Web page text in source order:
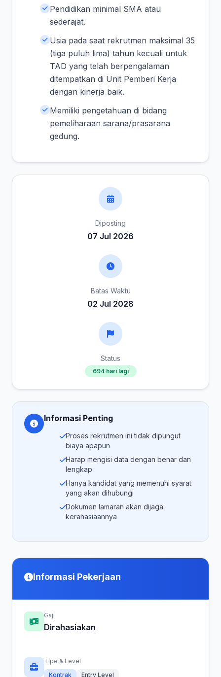
Pendidikan minimal SMA atau
sederajat.
Usia pada saat rekrutmen maksimal 35
(tiga puluh lima) tahun kecuali untuk
TAD yang telah berpengalaman
ditempatkan di Unit Pemberi Kerja
dengan kinerja baik.
Memiliki pengetahuan di bidang
pemeliharaan sarana/prasarana
gedung.
Diposting
07 Jul 2026
Batas Waktu
02 Jul 2028
Status
694 hari lagi
Informasi Penting
Proses rekrutmen ini tidak dipungut
biaya apapun
Harap mengisi data dengan benar dan
lengkap
Hanya kandidat yang memenuhi syarat
yang akan dihubungi
Dokumen lamaran akan dijaga
kerahasiaannya
Informasi Pekerjaan
Gaji
Dirahasiakan
Tipe & Level
Kontrak
Entry Level